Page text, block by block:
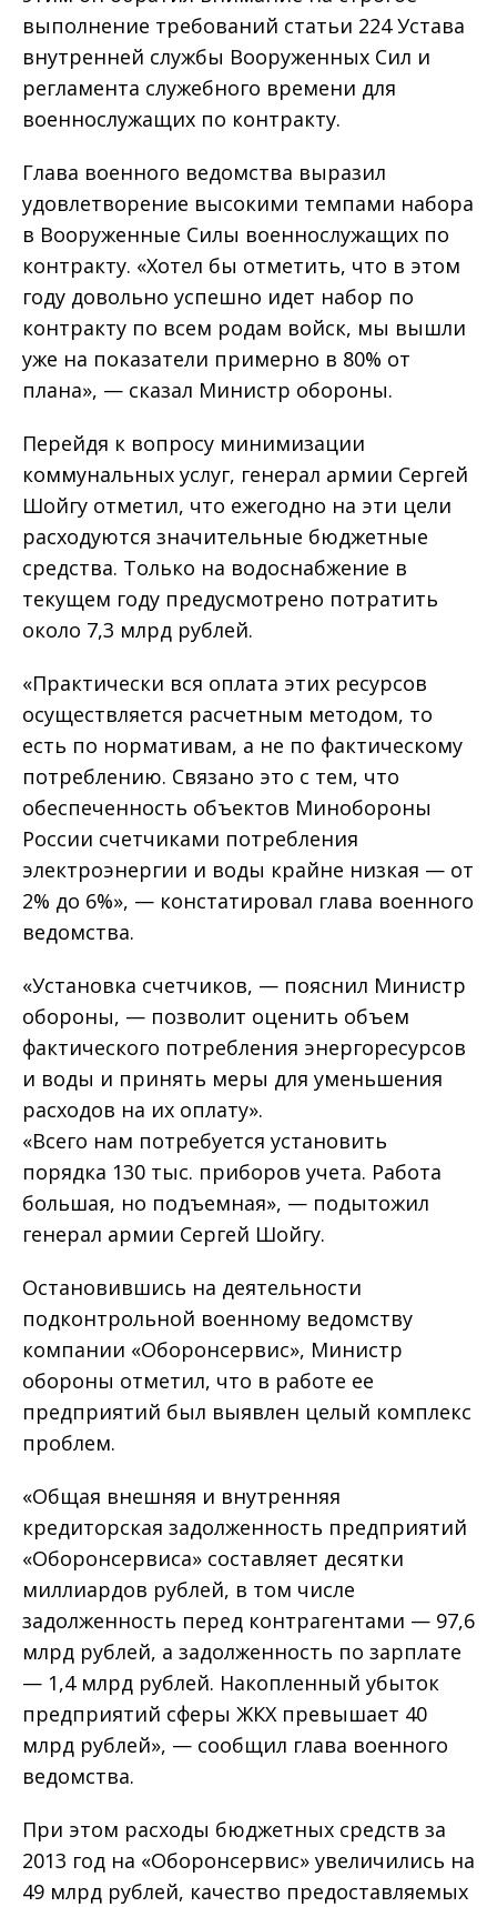
выполнение требований статьи 224 Устава
внутренней службы Вооруженных Сил и
регламента служебного времени для
военнослужащих по контракту.
Глава военного ведомства выразил
удовлетворение высокими темпами набора
в Вооруженные Силы военнослужащих по
контракту. «Хотел бы отметить, что в этом
году довольно успешно идет набор по
контракту по всем родам войск, мы вышли
уже на показатели примерно в 80% от
плана», — сказал Министр обороны.
Перейдя к вопросу минимизации
коммунальных услуг, генерал армии Сергей
Шойгу отметил, что ежегодно на эти цели
расходуются значительные бюджетные
средства. Только на водоснабжение в
текущем году предусмотрено потратить
около 7,3 млрд рублей.
«Практически вся оплата этих ресурсов
осуществляется расчетным методом, то
есть по нормативам, а не по фактическому
потреблению. Связано это с тем, что
обеспеченность объектов Минобороны
России счетчиками потребления
электроэнергии и воды крайне низкая — от
2% до 6%», — констатировал глава военного
ведомства.
«Установка счетчиков, — пояснил Министр
обороны, — позволит оценить объем
фактического потребления энергоресурсов
и воды и принять меры для уменьшения
расходов на их оплату».
«Всего нам потребуется установить
порядка 130 тыс. приборов учета. Работа
большая, но подъемная», — подытожил
генерал армии Сергей Шойгу.
Остановившись на деятельности
подконтрольной военному ведомству
компании «Оборонсервис», Министр
обороны отметил, что в работе ее
предприятий был выявлен целый комплекс
проблем.
«Общая внешняя и внутренняя
кредиторская задолженность предприятий
«Оборонсервиса» составляет десятки
миллиардов рублей, в том числе
задолженность перед контрагентами — 97,6
млрд рублей, а задолженность по зарплате
— 1,4 млрд рублей. Накопленный убыток
предприятий сферы ЖКХ превышает 40
млрд рублей», — сообщил глава военного
ведомства.
При этом расходы бюджетных средств за
2013 год на «Оборонсервис» увеличились на
49 млрд рублей, качество предоставляемых